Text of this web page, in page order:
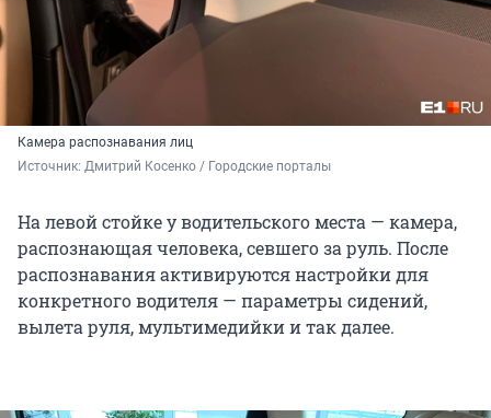
Камера распознавания лиц
Источник: Дмитрий Косенко / Городские порталы
На левой стойке у водительского места — камера,
распознающая человека, севшего за руль. После
распознавания активируются настройки для
конкретного водителя — параметры сидений,
вылета руля, мультимедийки и так далее.